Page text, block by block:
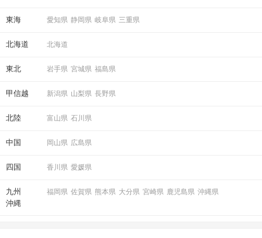
東海 愛知県 静岡県 岐阜県 三重県
北海道 北海道
東北 岩手県 宮城県 福島県
甲信越 新潟県 山梨県 長野県
北陸 富山県 石川県
中国 岡山県 広島県
四国 香川県 愛媛県
九州
沖縄
福岡県 佐賀県 熊本県 大分県 宮崎県 鹿児島県 沖縄県